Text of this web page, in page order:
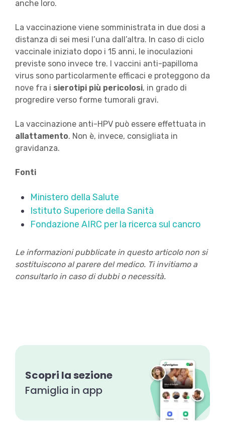
anche loro.
La vaccinazione viene somministrata in due dosi a
distanza di sei mesi l’una dall’altra. In caso di ciclo
vaccinale iniziato dopo i 15 anni, le inoculazioni
previste sono invece tre. I vaccini anti-papilloma
virus sono particolarmente efficaci e proteggono da
nove fra i sierotipi più pericolosi, in grado di
progredire verso forme tumorali gravi.
La vaccinazione anti-HPV può essere effettuata in
allattamento. Non è, invece, consigliata in
gravidanza.
Fonti
Ministero della Salute
Istituto Superiore della Sanità
Fondazione AIRC per la ricerca sul cancro
Le informazioni pubblicate in questo articolo non si
sostituiscono al parere del medico. Ti invitiamo a
consultarlo in caso di dubbi o necessità.
Scopri la sezione
Famiglia in app